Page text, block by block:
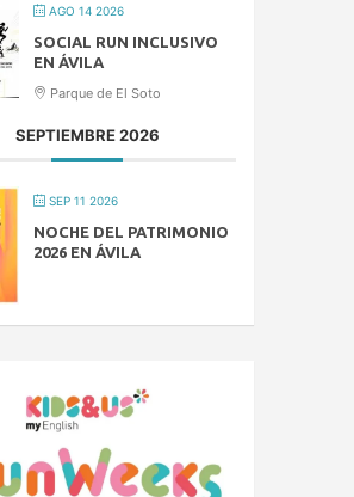
AGO 14 2026
SOCIAL RUN INCLUSIVO
EN ÁVILA
Parque de El Soto
SEPTIEMBRE 2026
SEP 11 2026
NOCHE DEL PATRIMONIO
2026 EN ÁVILA